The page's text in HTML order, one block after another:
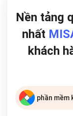
Nền tảng
nhất
khách
phần mềm